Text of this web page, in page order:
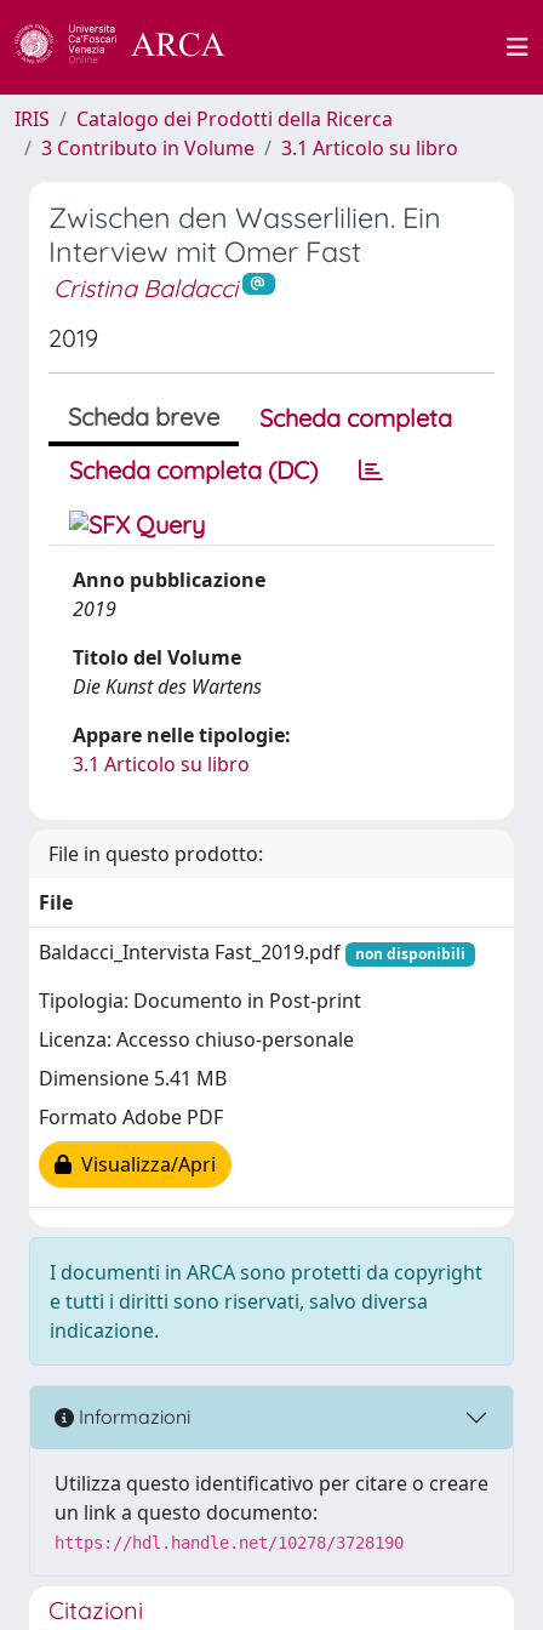
IRIS
Catalogo dei Prodotti della Ricerca
3 Contributo in Volume
3.1 Articolo su libro
Zwischen den Wasserlilien. Ein
Interview mit Omer Fast
Cristina Baldacci
2019
Scheda breve
Scheda completa
Scheda completa (DC)
Anno pubblicazione
2019
Titolo del Volume
Die Kunst des Wartens
Appare nelle tipologie:
3.1 Articolo su libro
File in questo prodotto:
File
Baldacci_Intervista Fast_2019.pdf
non disponibili
Tipologia: Documento in Post-print
Licenza: Accesso chiuso-personale
Dimensione 5.41 MB
Formato Adobe PDF
Visualizza/Apri
I documenti in ARCA sono protetti da copyright
e tutti i diritti sono riservati, salvo diversa
indicazione.
Informazioni
Utilizza questo identificativo per citare o creare
un link a questo documento:
https://hdl.handle.net/10278/3728190
Citazioni